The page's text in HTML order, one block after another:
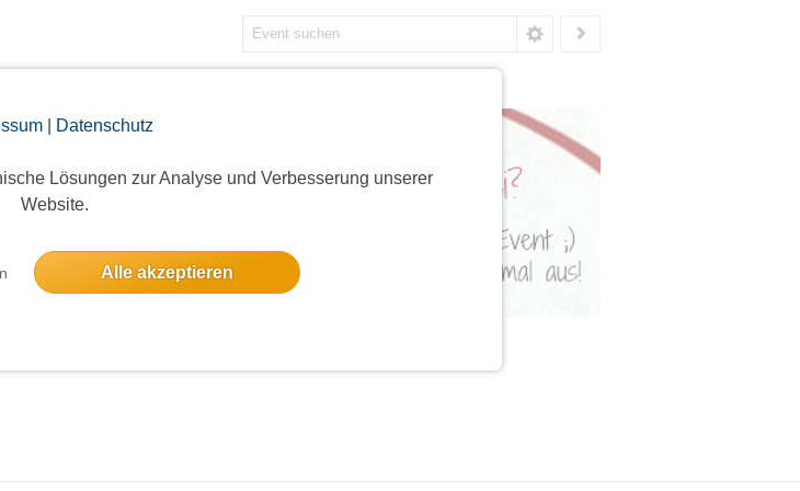
| Datenschutz
Lösungen zur Analyse und Verbesserung unserer
Website.
Alle akzeptieren